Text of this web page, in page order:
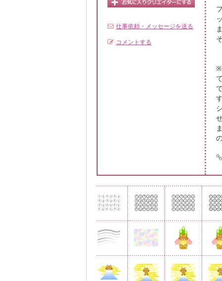
仕事依頼・メッセージを送る
コメントする
※